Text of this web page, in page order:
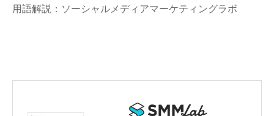
用語解説：ソーシャルメディアマーケティングラボ